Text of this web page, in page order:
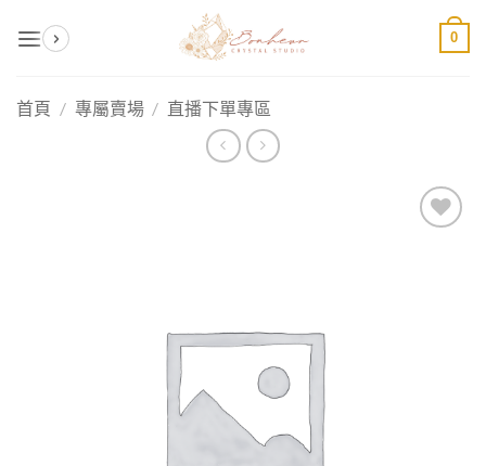
0
首頁 / 專屬賣場 / 直播下單專區